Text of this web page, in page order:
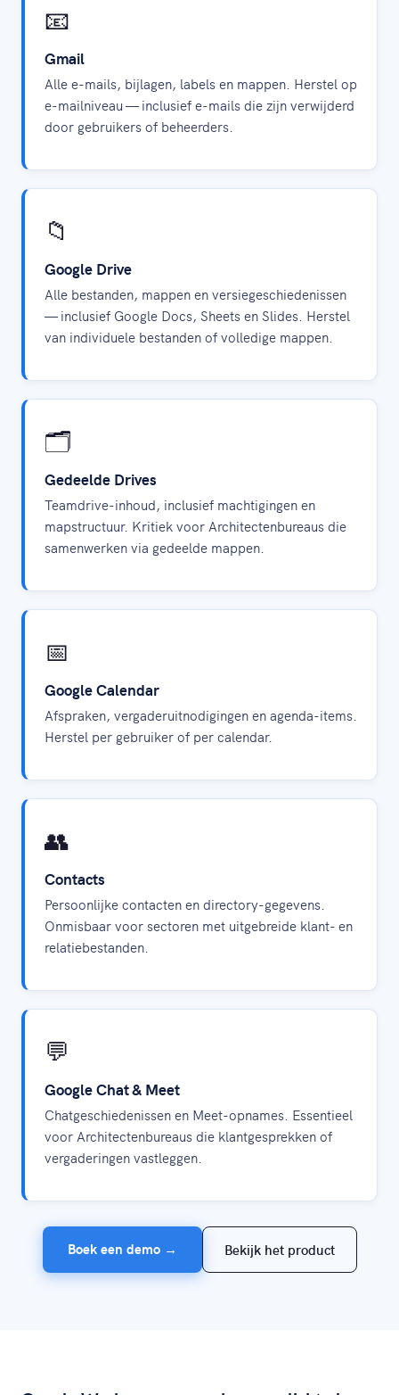
📧
Gmail
Alle e-mails, bijlagen, labels en mappen. Herstel op
e-mailniveau — inclusief e-mails die zijn verwijderd
door gebruikers of beheerders.
📁
Google Drive
Alle bestanden, mappen en versiegeschiedenissen
— inclusief Google Docs, Sheets en Slides. Herstel
van individuele bestanden of volledige mappen.
🗂️
Gedeelde Drives
Teamdrive-inhoud, inclusief machtigingen en
mapstructuur. Kritiek voor Architectenbureaus die
samenwerken via gedeelde mappen.
📅
Google Calendar
Afspraken, vergaderuitnodigingen en agenda-items.
Herstel per gebruiker of per calendar.
👥
Contacts
Persoonlijke contacten en directory-gegevens.
Onmisbaar voor sectoren met uitgebreide klant- en
relatiebestanden.
💬
Google Chat & Meet
Chatgeschiedenissen en Meet-opnames. Essentieel
voor Architectenbureaus die klantgesprekken of
vergaderingen vastleggen.
Boek een demo → Bekijk het product